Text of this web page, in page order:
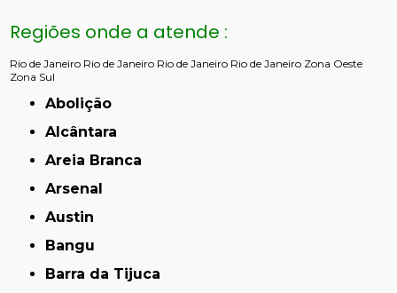
Regiões onde a atende :
Rio de Janeiro Rio de Janeiro Rio de Janeiro Rio de Janeiro Zona Oeste
Zona Sul
Abolição
Alcântara
Areia Branca
Arsenal
Austin
Bangu
Barra da Tijuca